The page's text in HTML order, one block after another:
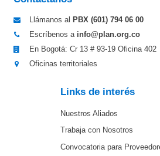
Llámanos al PBX (601) 794 06 00
Escríbenos a info@plan.org.co
En Bogotá: Cr 13 # 93-19 Oficina 402
Oficinas territoriales
Links de interés
Nuestros Aliados
Trabaja con Nosotros
Convocatoria para